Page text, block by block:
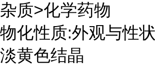
杂质>化学药物
物化性质:外观与性
淡黄色结晶